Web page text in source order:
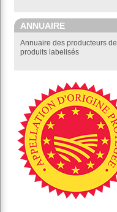
ANNUAIRE
Annuaire des producteurs de
produits labelisés